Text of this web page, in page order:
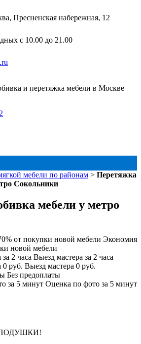
Пресненская набережная, 12
с 10.00 до 21.00
и перетяжка мебели в Москве
мебели по районам > Перетяжка
Сокольники
мебели у метро
Экономия
новой мебели
Выезд мастера за 2 часа
Выезд мастера 0 руб.
Без предоплаты
Оценка по фото за 5 минут